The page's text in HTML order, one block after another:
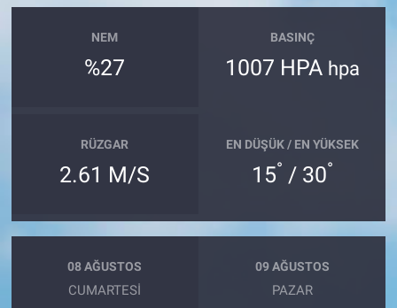
NEM
%27
BASINÇ
1007 HPA hpa
RÜZGAR
2.61 M/S
EN DÜŞÜK / EN YÜKSEK
15° / 30°
08 AĞUSTOS
CUMARTESI
09 AĞUSTOS
PAZAR